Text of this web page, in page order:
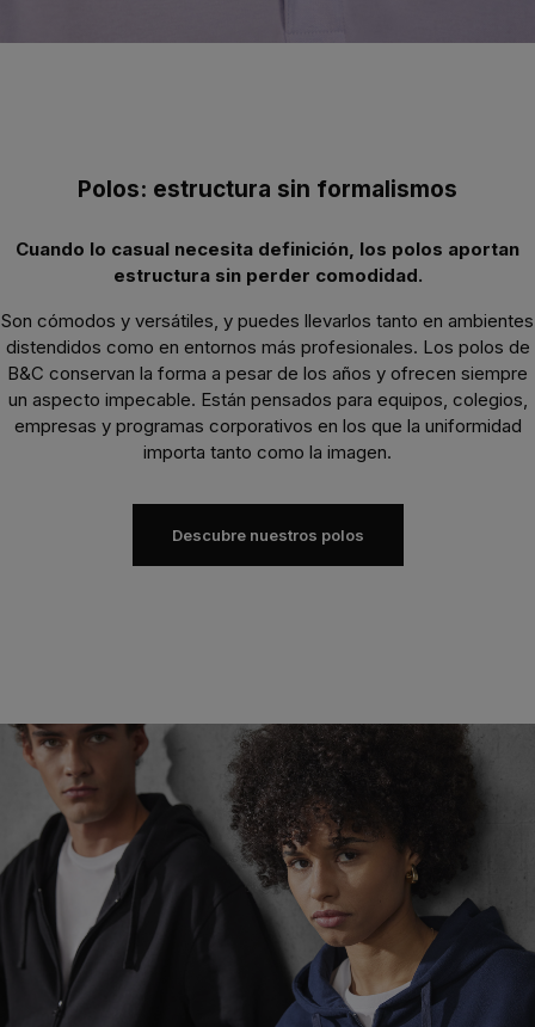
Polos: estructura sin formalismos
Cuando lo casual necesita definición, los polos aportan
estructura sin perder comodidad.
Son cómodos y versátiles, y puedes llevarlos tanto en ambientes
distendidos como en entornos más profesionales. Los polos de
B&C conservan la forma a pesar de los años y ofrecen siempre
un aspecto impecable. Están pensados para equipos, colegios,
empresas y programas corporativos en los que la uniformidad
importa tanto como la imagen.
Descubre nuestros polos